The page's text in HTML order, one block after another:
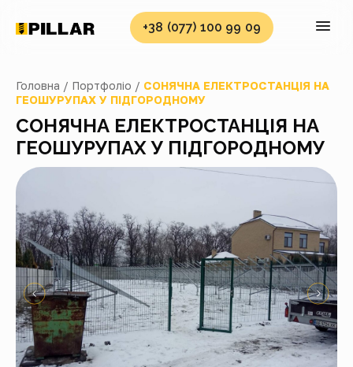
+38 (077) 100 99 09
Головна / Портфоліо / СОНЯЧНА ЕЛЕКТРОСТАНЦІЯ НА
ГЕОШУРУПАХ У ПІДГОРОДНОМУ
СОНЯЧНА ЕЛЕКТРОСТАНЦІЯ НА
ГЕОШУРУПАХ У ПІДГОРОДНОМУ